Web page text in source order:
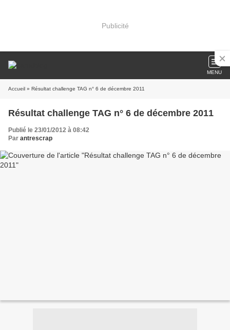
Publicité
MENU
Accueil » Résultat challenge TAG n° 6 de décembre 2011
Résultat challenge TAG n° 6 de décembre 2011
Publié le 23/01/2012 à 08:42
Par antrescrap